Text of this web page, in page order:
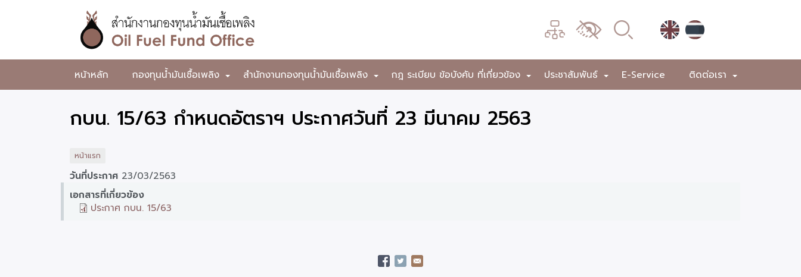
หลัก
สำนักงาน
กองทุน
น้ำมัน
เพลิง
เมนู
เปลี่ยน
ผล
หน้าหลัก +
กองทุนน้ำมันเชื้อเพลิง +
สำนักงานกองทุนน้ำมันเชื้อเพลิง +
กฎ ระเบียบ ข้อบังคับ ที่เกี่ยวข้อง +
ประชาสัมพันธ์ E-Service +
ติดต่อเรา
กบน. 15/63 กำหนดอัตราฯ ประกาศวันที่ 23 มีนาคม 2563
หน้าแรก
วันที่ประกาศ 23/03/2563
เอกสารที่เกี่ยวข้อง
ประกาศ กบน. 15/63